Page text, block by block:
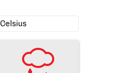
Weather unit option Celsius
Celsius
keyboard_arrow_down